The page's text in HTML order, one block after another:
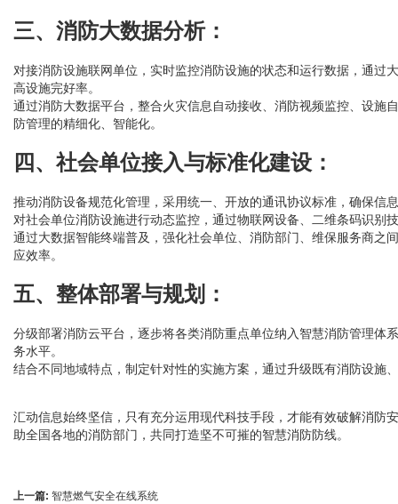
三、消防大数据分析：
对接消防设施联网单位，实时监控消防设施的状态和运行数据，通过
高设施完好率。
通过消防大数据平台，整合火灾信息自动接收、消防视频监控、设施
防管理的精细化、智能化。
四、社会单位接入与标准化建设：
推动消防设备规范化管理，采用统一、开放的通讯协议标准，确保信
对社会单位消防设施进行动态监控，通过物联网设备、二维条码识别
通过大数据智能终端普及，强化社会单位、消防部门、维保服务商之
应效率。
五、整体部署与规划：
分级部署消防云平台，逐步将各类消防重点单位纳入智慧消防管理体
务水平。
结合不同地域特点，制定针对性的实施方案，通过升级既有消防设施
汇动信息始终坚信，只有充分运用现代科技手段，才能有效破解消防
助全国各地的消防部门，共同打造坚不可摧的智慧消防防线。
上一篇: 智慧燃气安全在线系统